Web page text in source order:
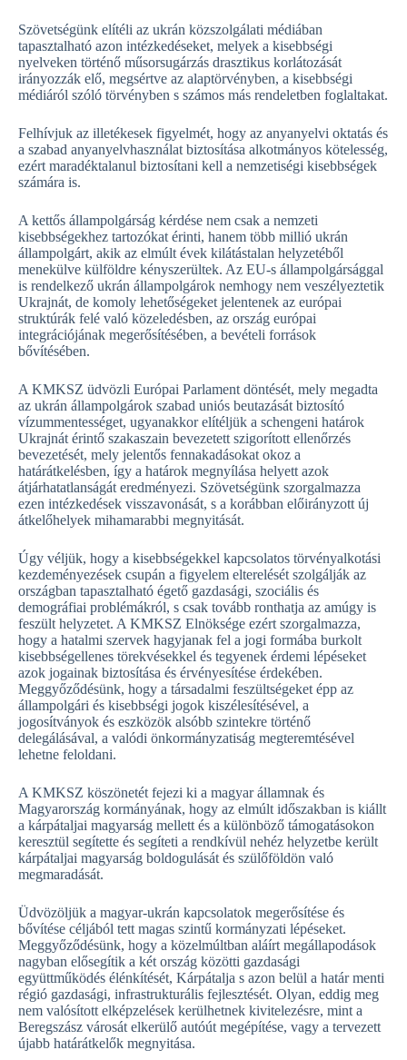
Szövetségünk elítéli az ukrán közszolgálati médiában
tapasztalható azon intézkedéseket, melyek a kisebbségi
nyelveken történő műsorsugárzás drasztikus korlátozását
irányozzák elő, megsértve az alaptörvényben, a kisebbségi
médiáról szóló törvényben s számos más rendeletben foglaltakat.
Felhívjuk az illetékesek figyelmét, hogy az anyanyelvi oktatás és
a szabad anyanyelvhasználat biztosítása alkotmányos kötelesség,
ezért maradéktalanul biztosítani kell a nemzetiségi kisebbségek
számára is.
A kettős állampolgárság kérdése nem csak a nemzeti
kisebbségekhez tartozókat érinti, hanem több millió ukrán
állampolgárt, akik az elmúlt évek kilátástalan helyzetéből
menekülve külföldre kényszerültek. Az EU-s állampolgársággal
is rendelkező ukrán állampolgárok nemhogy nem veszélyeztetik
Ukrajnát, de komoly lehetőségeket jelentenek az európai
struktúrák felé való közeledésben, az ország európai
integrációjának megerősítésében, a bevételi források
bővítésében.
A KMKSZ üdvözli Európai Parlament döntését, mely megadta
az ukrán állampolgárok szabad uniós beutazását biztosító
vízummentességet, ugyanakkor elítéljük a schengeni határok
Ukrajnát érintő szakaszain bevezetett szigorított ellenőrzés
bevezetését, mely jelentős fennakadásokat okoz a
határátkelésben, így a határok megnyílása helyett azok
átjárhatatlanságát eredményezi. Szövetségünk szorgalmazza
ezen intézkedések visszavonását, s a korábban előirányzott új
átkelőhelyek mihamarabbi megnyitását.
Úgy véljük, hogy a kisebbségekkel kapcsolatos törvényalkotási
kezdeményezések csupán a figyelem elterelését szolgálják az
országban tapasztalható égető gazdasági, szociális és
demográfiai problémákról, s csak tovább ronthatja az amúgy is
feszült helyzetet. A KMKSZ Elnöksége ezért szorgalmazza,
hogy a hatalmi szervek hagyjanak fel a jogi formába burkolt
kisebbségellenes törekvésekkel és tegyenek érdemi lépéseket
azok jogainak biztosítása és érvényesítése érdekében.
Meggyőződésünk, hogy a társadalmi feszültségeket épp az
állampolgári és kisebbségi jogok kiszélesítésével, a
jogosítványok és eszközök alsóbb szintekre történő
delegálásával, a valódi önkormányzatiság megteremtésével
lehetne feloldani.
A KMKSZ köszönetét fejezi ki a magyar államnak és
Magyarország kormányának, hogy az elmúlt időszakban is kiállt
a kárpátaljai magyarság mellett és a különböző támogatásokon
keresztül segítette és segíteti a rendkívül nehéz helyzetbe került
kárpátaljai magyarság boldogulását és szülőföldön való
megmaradását.
Üdvözöljük a magyar-ukrán kapcsolatok megerősítése és
bővítése céljából tett magas szintű kormányzati lépéseket.
Meggyőződésünk, hogy a közelmúltban aláírt megállapodások
nagyban elősegítik a két ország közötti gazdasági
együttműködés élénkítését, Kárpátalja s azon belül a határ menti
régió gazdasági, infrastrukturális fejlesztését. Olyan, eddig meg
nem valósított elképzelések kerülhetnek kivitelezésre, mint a
Beregszász városát elkerülő autóút megépítése, vagy a tervezett
újabb határátkelők megnyitása.